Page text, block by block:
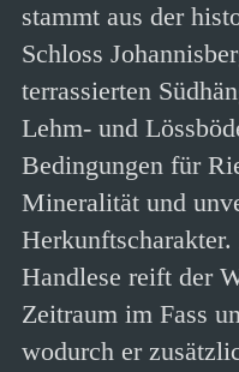
stammt aus der
Schloss
terrassierten
Lehm- und
Bedingungen für
Mineralität und
Handlese reift der
Zeitraum im Fass
wodurch er